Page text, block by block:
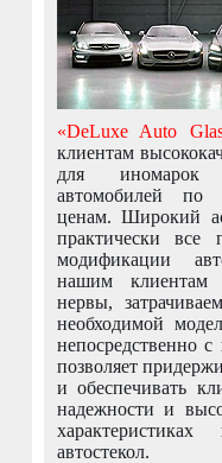
«DeLuxe Auto
клиентам
для иномарок
автомобилей
ценам. Широкий
практически все
модификации
нашим клиентам
нервы,
необходимой
непосредственно
позволяет
и обеспечивать
надежности и
автостекол.